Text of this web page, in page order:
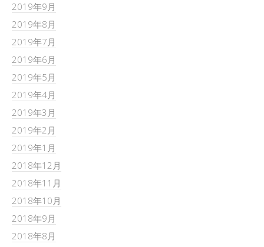
2019年9月
2019年8月
2019年7月
2019年6月
2019年5月
2019年4月
2019年3月
2019年2月
2019年1月
2018年12月
2018年11月
2018年10月
2018年9月
2018年8月